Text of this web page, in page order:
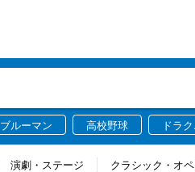
ブルーマン 高校野球 ドラ
演劇・ステージ クラシック・オペ